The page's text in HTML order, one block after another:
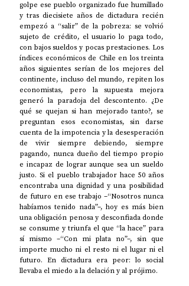
golpe ese pueblo organizado fue humillado
y tras diecisiete años de dictadura recién
empezó a “salir” de la pobreza: se volvió
sujeto de crédito, el usuario lo paga todo,
con bajos sueldos y pocas prestaciones. Los
índices económicos de Chile en los treinta
años siguientes serían de los mejores del
continente, incluso del mundo, repiten los
economistas, pero la supuesta mejora
generó la paradoja del descontento. ¿De
qué se quejan si han mejorado tanto?, se
preguntan esos economistas, sin darse
cuenta de la impotencia y la desesperación
de vivir siempre debiendo, siempre
pagando, nunca dueño del tiempo propio
e incapaz de lograr aunque sea un sueldo
justo. Si el pueblo trabajador hace 50 años
encontraba una dignidad y una posibilidad
de futuro en ese trabajo –“Nosotros nunca
habíamos tenido nada”–, hoy es más bien
una obligación penosa y desconfiada donde
se consume y triunfa el que “la hace” para
sí mismo –“Con mi plata no”–, sin que
importe mucho ni el resto ni el lugar ni el
futuro. En dictadura era peor: lo social
llevaba el miedo a la delación y al prójimo.